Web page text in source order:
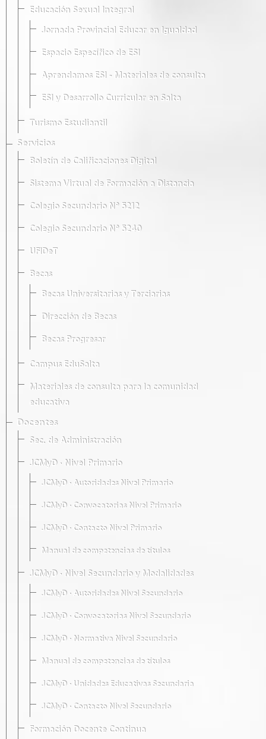
Educación Sexual Integral
Jornada Provincial Educar en Igualdad
Espacio Específico de ESI
Aprendamos ESI - Materiales de consulta
ESI y Desarrollo Curricular en Salta
Turismo Estudiantil
Servicios
Boletín de Calificaciones Digital
Sistema Virtual de Formación a Distancia
Colegio Secundario Nº 5212
Colegio Secundario Nº 5240
UFIDeT
Becas
Becas Universitarias y Terciarias
Dirección de Becas
Becas Progresar
Campus EduSalta
Materiales de consulta para la comunidad
educativa
Docentes
Sec. de Administración
JCMyD · Nivel Primario
JCMyD · Autoridades Nivel Primario
JCMyD · Convocatorias Nivel Primario
JCMyD · Contacto Nivel Primario
Manual de competencias de títulos
JCMyD · Nivel Secundario y Modalidades
JCMyD · Autoridades Nivel Secundario
JCMyD · Convocatorias Nivel Secundario
JCMyD · Normativa Nivel Secundario
Manual de competencias de títulos
JCMyD · Unidades Educativas Secundaria
JCMyD · Contacto Nivel Secundario
Formación Docente Continua